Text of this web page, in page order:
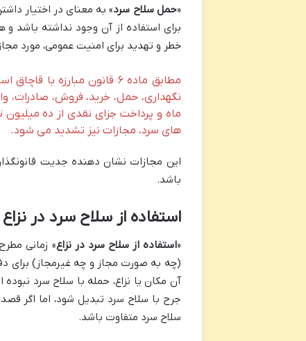
«حمل سلاح سرد» به معنای در اختیار
برای استفاده از آن وجود نداشته باشد
خطر و تهدید برای امنیت عمومی، مورد
مطابق ماده ۶ قانون
نگهداری، حمل، خرید، فروش، صادرات،
ماه و پرداخت جزای نقدی از ده
های سرد، مجازات نیز تشدید می شود.
این مجازات نشان دهنده جدیت
باشد.
استفاده از سلاح سرد در
«استفاده از سلاح سرد در نزاع» زمانی
(چه به صورت مجاز و چه غیرمجاز) برای
آن مکان یا نزاع، حمله با سلاح سرد
جرح با سلاح سرد تبدیل شود، اما اگر
سلاح سرد متفاوت باشد.